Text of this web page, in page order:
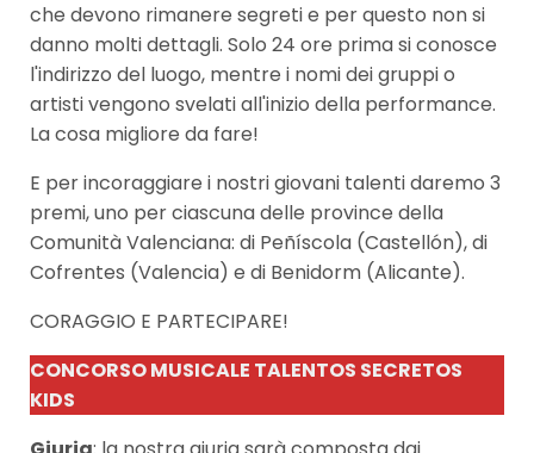
che devono rimanere segreti e per questo non si
danno molti dettagli. Solo 24 ore prima si conosce
l'indirizzo del luogo, mentre i nomi dei gruppi o
artisti vengono svelati all'inizio della performance.
La cosa migliore da fare!
E per incoraggiare i nostri giovani talenti daremo 3
premi, uno per ciascuna delle province della
Comunità Valenciana: di Peñíscola (Castellón), di
Cofrentes (Valencia) e di Benidorm (Alicante).
CORAGGIO E PARTECIPARE!
CONCORSO MUSICALE TALENTOS SECRETOS
KIDS